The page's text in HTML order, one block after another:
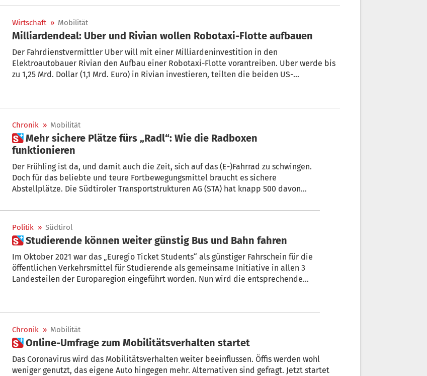
Wirtschaft » Mobilität
Milliardendeal: Uber und Rivian wollen Robotaxi-Flotte aufbauen
Der Fahrdienstvermittler Uber will mit einer Milliardeninvestition in den
Elektroautobauer Rivian den Aufbau einer Robotaxi-Flotte vorantreiben. Uber werde bis
zu 1,25 Mrd. Dollar (1,1 Mrd. Euro) in Rivian investieren, teilten die beiden US-
Chronik » Mobilität
 Mehr sichere Plätze fürs „Radl“: Wie die Radboxen
funktionieren
Der Frühling ist da, und damit auch die Zeit, sich auf das (E-)Fahrrad zu schwingen.
Doch für das beliebte und teure Fortbewegungsmittel braucht es sichere
Abstellplätze. Die Südtiroler Transportstrukturen AG (STA) hat knapp 500 davon
Projektleiter Alessandro Xausa.
Politik » Südtirol
 Studierende können weiter günstig Bus und Bahn fahren
Im Oktober 2021 war das „Euregio Ticket Students“ als günstiger Fahrschein für die
öffentlichen Verkehrsmittel für Studierende als gemeinsame Initiative in allen 3
Landesteilen der Europaregion eingeführt worden. Nun wird die entsprechende
Chronik » Mobilität
 Online-Umfrage zum Mobilitätsverhalten startet
Das Coronavirus wird das Mobilitätsverhalten weiter beeinflussen. Öffis werden wohl
weniger genutzt, das eigene Auto hingegen mehr. Alternativen sind gefragt. Jetzt startet